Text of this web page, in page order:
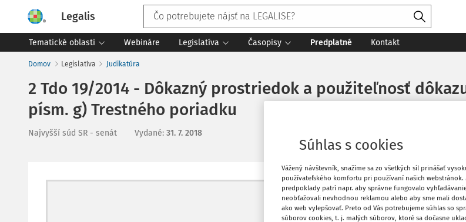
Legalis
Tematické oblasti Webináre Legislatíva Časopisy Predplatné Kontakt
Domov Legislatíva Judikatúra
2 Tdo 19/2014 - Dôkazný prostriedok a použiteľnosť
písm. g) Trestného poriadku
Najvyšší súd SR - senát Vydané: 31. 7. 2018
Máte predplatné? Prihláste sa
Súhlas s cookies
Vážený návštevník, snažíme sa zo všetkých síl prinášať
používateľského komfortu pri používaní našich webstránok.
predpoklady patrí napr. aby správne fungovalo
neobťažovali nevhodnou reklamou alebo aby sme mali
ako web vylepšovať. Preto od Vás potrebujeme súhlas so
súborov cookies, t. j. malých súborov, ktoré sa dočasne